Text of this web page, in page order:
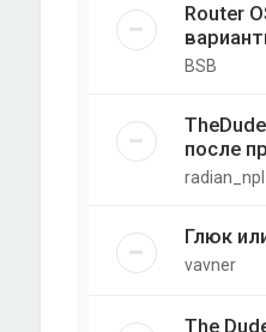
Router
BSB
после
radian_npl
Глюк
vavner
The